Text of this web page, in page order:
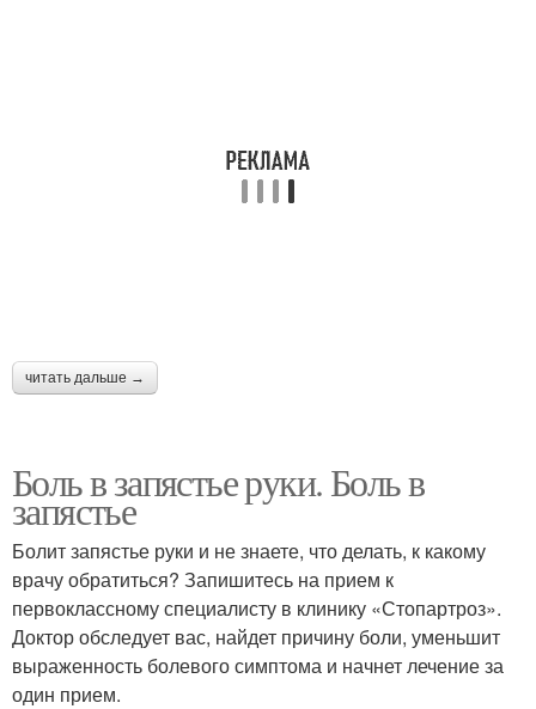
читать дальше →
Боль в запястье руки. Боль в
запястье
Болит запястье руки и не знаете, что делать, к какому
врачу обратиться? Запишитесь на прием к
первоклассному специалисту в клинику «Стопартроз».
Доктор обследует вас, найдет причину боли, уменьшит
выраженность болевого симптома и начнет лечение за
один прием.